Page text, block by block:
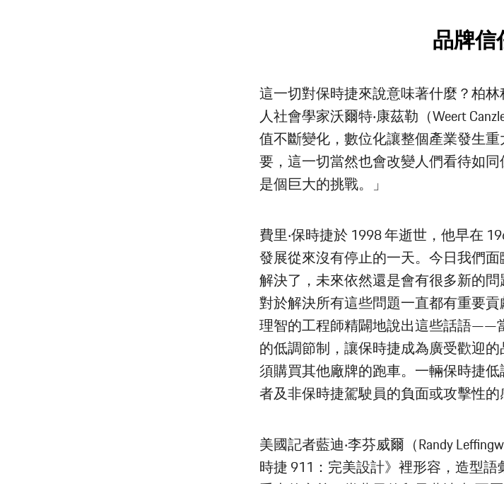
品牌信
這一切對保時捷來說意味著什麼？柏
人社會學家沃爾特‧康茲勒（Weert
值不斷變化，數位化讓整個產業發生
要，這一切當然也會改變人們看待如
是個巨大的挑戰。」
費里‧保時捷於 1998 年逝世，他早在
發展從來沒有停止的一天。今日我們
解決了，未來依然還是會有很多新的
對於解決所有這些問題一直都有重要貢
理智的工程師精闢地說出這些話語——
的低調節制，讓保時捷成為廣受歡迎
須購買其他廠牌的跑車。一輛保時捷
者及非保時捷駕駛員的負面或攻擊性的
美國記者藍迪‧李芬威爾（Randy
時捷 911：完美設計》裡形容，造型